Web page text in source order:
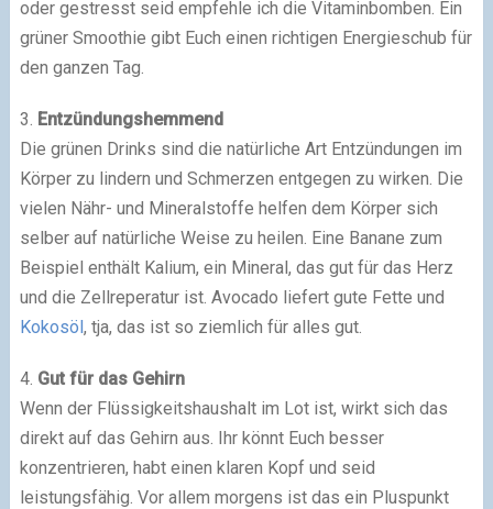
oder gestresst seid empfehle ich die Vitaminbomben. Ein
grüner Smoothie gibt Euch einen richtigen Energieschub für
den ganzen Tag.
3. Entzündungshemmend
Die grünen Drinks sind die natürliche Art Entzündungen im
Körper zu lindern und Schmerzen entgegen zu wirken. Die
vielen Nähr- und Mineralstoffe helfen dem Körper sich
selber auf natürliche Weise zu heilen. Eine Banane zum
Beispiel enthält Kalium, ein Mineral, das gut für das Herz
und die Zellreperatur ist. Avocado liefert gute Fette und
Kokosöl, tja, das ist so ziemlich für alles gut.
4. Gut für das Gehirn
Wenn der Flüssigkeitshaushalt im Lot ist, wirkt sich das
direkt auf das Gehirn aus. Ihr könnt Euch besser
konzentrieren, habt einen klaren Kopf und seid
leistungsfähig. Vor allem morgens ist das ein Pluspunkt